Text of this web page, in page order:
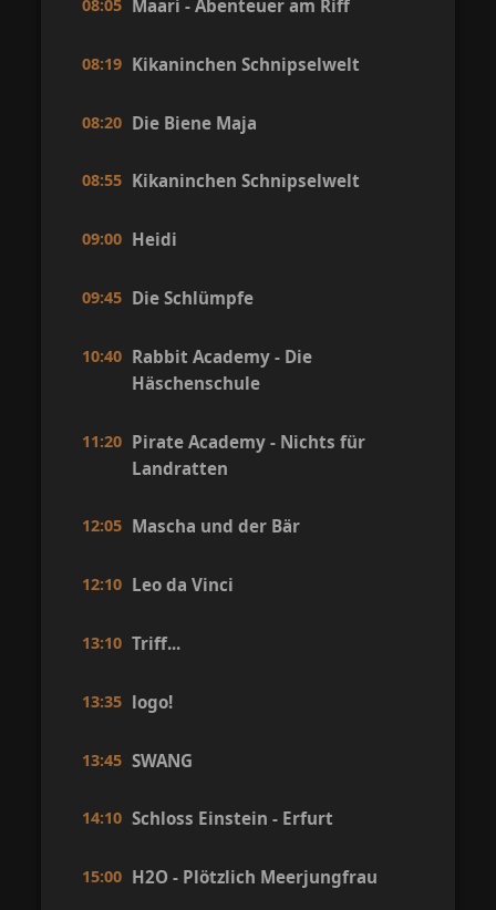
08:05 Maari - Abenteuer am Riff
08:19 Kikaninchen Schnipselwelt
08:20 Die Biene Maja
08:55 Kikaninchen Schnipselwelt
09:00 Heidi
09:45 Die Schlümpfe
10:40 Rabbit Academy - Die
Häschenschule
11:20 Pirate Academy - Nichts für
Landratten
12:05 Mascha und der Bär
12:10 Leo da Vinci
13:10 Triff...
13:35 logo!
13:45 SWANG
14:10 Schloss Einstein - Erfurt
15:00 H2O - Plötzlich Meerjungfrau